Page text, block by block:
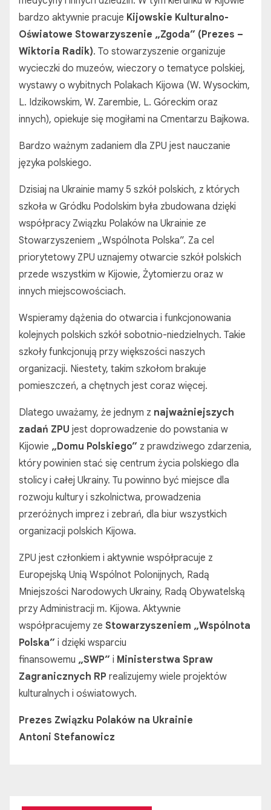
bardzo aktywnie pracuje Kijowskie Kulturalno-
Oświatowe Stowarzyszenie „Zgoda” (Prezes –
Wiktoria Radik). To stowarzyszenie organizuje
wycieczki do muzeów, wieczory o tematyce polskiej,
wystawy o wybitnych Polakach Kijowa (W. Wysockim,
L. Idzikowskim, W. Zarembie, L. Góreckim oraz
innych), opiekuje się mogiłami na Cmentarzu Bajkowa.
Bardzo ważnym zadaniem dla ZPU jest nauczanie
języka polskiego.
Dzisiaj na Ukrainie mamy 5 szkół polskich, z których
szkoła w Gródku Podolskim była zbudowana dzięki
współpracy Związku Polaków na Ukrainie ze
Stowarzyszeniem „Wspólnota Polska”. Za cel
priorytetowy ZPU uznajemy otwarcie szkół polskich
przede wszystkim w Kijowie, Żytomierzu oraz w
innych miejscowościach.
Wspieramy dążenia do otwarcia i funkcjonowania
kolejnych polskich szkół sobotnio-niedzielnych. Takie
szkoły funkcjonują przy większości naszych
organizacji. Niestety, takim szkołom brakuje
pomieszczeń, a chętnych jest coraz więcej.
Dlatego uważamy, że jednym z najważniejszych
zadań ZPU jest doprowadzenie do powstania w
Kijowie „Domu Polskiego” z prawdziwego zdarzenia,
który powinien stać się centrum życia polskiego dla
stolicy i całej Ukrainy. Tu powinno być miejsce dla
rozwoju kultury i szkolnictwa, prowadzenia
przeróżnych imprez i zebrań, dla biur wszystkich
organizacji polskich Kijowa.
ZPU jest członkiem i aktywnie współpracuje z
Europejską Unią Wspólnot Polonijnych, Radą
Mniejszości Narodowych Ukrainy, Radą Obywatelską
przy Administracji m. Kijowa. Aktywnie
współpracujemy ze Stowarzyszeniem „Wspólnota
Polska” i dzięki wsparciu
finansowemu „SWP” i Ministerstwa Spraw
Zagranicznych RP realizujemy wiele projektów
kulturalnych i oświatowych.
Prezes Związku Polaków na Ukrainie
Antoni Stefanowicz